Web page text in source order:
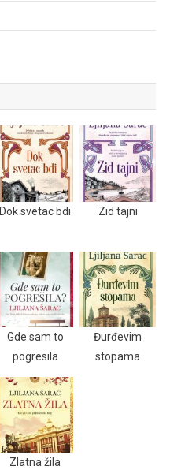
Dok svetac bdi Zid tajni
Gde sam to
pogresila
Đurđevim
stopama
Zlatna žila